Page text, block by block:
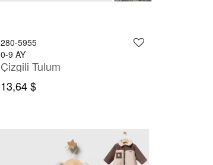
280-5955
0-9 AY
Çizgili Tulum
13,64 $